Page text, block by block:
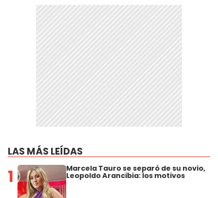
LAS MÁS LEÍDAS
1 Marcela Tauro se separó de su novio,
Leopoldo Arancibia: los motivos